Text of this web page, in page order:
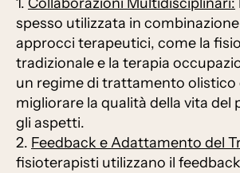
1. Collaborazioni Multidisciplinari:
spesso utilizzata in
approcci terapeutici, come la
tradizionale e la terapia
un regime di trattamento olistico
migliorare la qualità della vita del
gli aspetti.
2. Feedback e Adattamento del
fisioterapisti utilizzano il